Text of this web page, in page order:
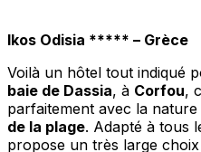
Ikos Odisia ***** – Grèce
Voilà un hôtel tout indiqué
baie de Dassia, à Corfou,
parfaitement avec la
de la plage. Adapté à tous
propose un très large